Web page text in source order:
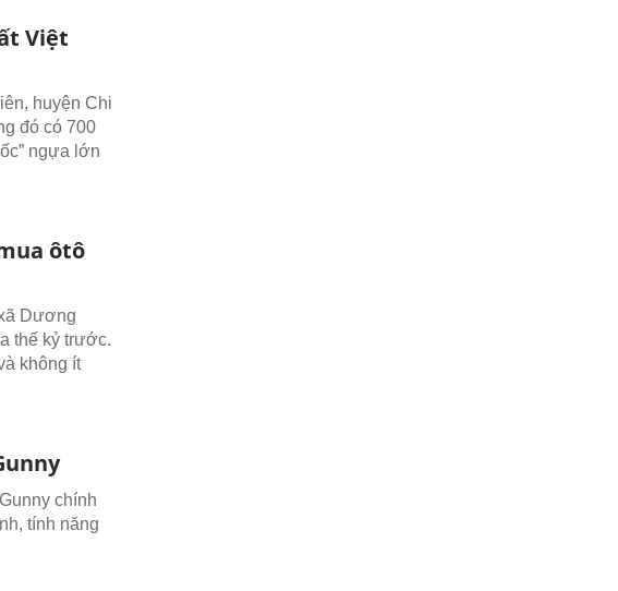
Việt
huyện Chi
đó có 700
ngựa lớn
ôtô
Dương
thế kỷ trước.
không ít
chính
tính năng